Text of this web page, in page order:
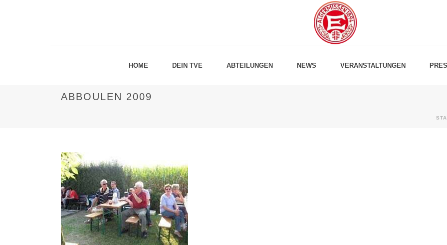
HOME DEIN TVE ABTEILUNGEN NEWS VERANSTALTUNGEN
ABBOULEN 2009